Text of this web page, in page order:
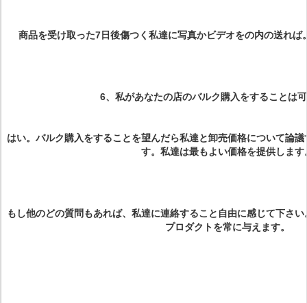
商品を受け取った7日後傷つく私達に写真かビデオをの内の送れば
6、私があなたの店のバルク購入をすることは
はい。バルク購入をすることを望んだら私達と卸売価格について論
す。私達は最もよい価格を提供します
もし他のどの質問もあれば、私達に連絡すること自由に感じて下さ
プロダクトを常に与えます。